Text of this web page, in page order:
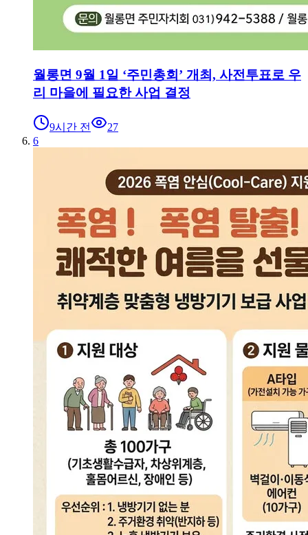
월롱면 9월 1일 ‘주민총회’ 개최, 사전투표로 우
리 마을에 필요한 사업 결정
9시간 전
27
6